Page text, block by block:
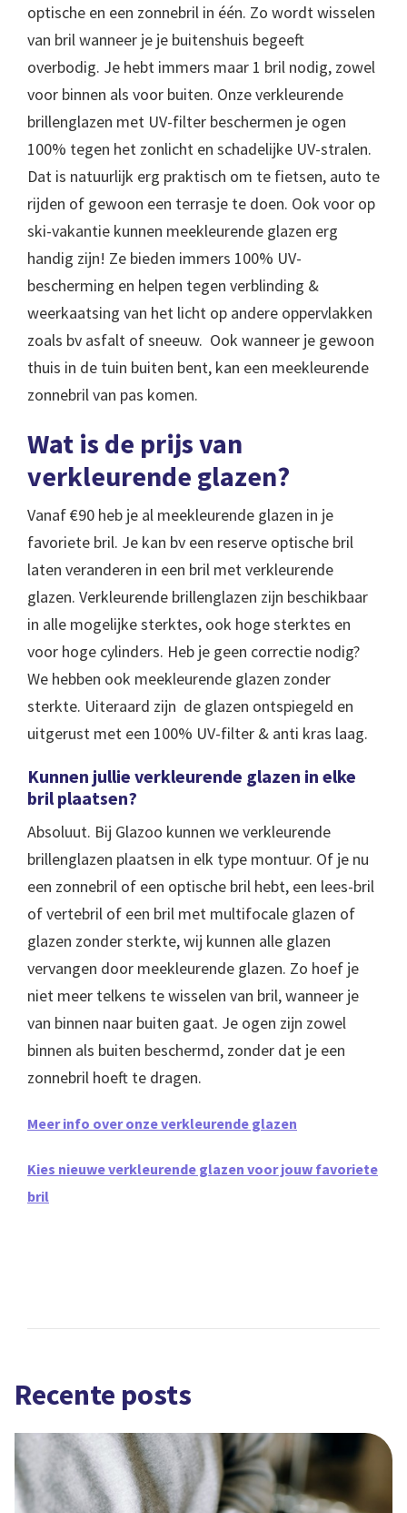
optische en een zonnebril in één. Zo wordt wisselen
van bril wanneer je je buitenshuis begeeft
overbodig. Je hebt immers maar 1 bril nodig, zowel
voor binnen als voor buiten. Onze verkleurende
brillenglazen met UV-filter beschermen je ogen
100% tegen het zonlicht en schadelijke UV-stralen.
Dat is natuurlijk erg praktisch om te fietsen, auto te
rijden of gewoon een terrasje te doen. Ook voor op
ski-vakantie kunnen meekleurende glazen erg
handig zijn! Ze bieden immers 100% UV-
bescherming en helpen tegen verblinding &
weerkaatsing van het licht op andere oppervlakken
zoals bv asfalt of sneeuw. Ook wanneer je gewoon
thuis in de tuin buiten bent, kan een meekleurende
zonnebril van pas komen.
Wat is de prijs van
verkleurende glazen?
Vanaf €90 heb je al meekleurende glazen in je
favoriete bril. Je kan bv een reserve optische bril
laten veranderen in een bril met verkleurende
glazen. Verkleurende brillenglazen zijn beschikbaar
in alle mogelijke sterktes, ook hoge sterktes en
voor hoge cylinders. Heb je geen correctie nodig?
We hebben ook meekleurende glazen zonder
sterkte. Uiteraard zijn de glazen ontspiegeld en
uitgerust met een 100% UV-filter & anti kras laag.
Kunnen jullie verkleurende glazen in elke
bril plaatsen?
Absoluut. Bij Glazoo kunnen we verkleurende
brillenglazen plaatsen in elk type montuur. Of je nu
een zonnebril of een optische bril hebt, een lees-bril
of vertebril of een bril met multifocale glazen of
glazen zonder sterkte, wij kunnen alle glazen
vervangen door meekleurende glazen. Zo hoef je
niet meer telkens te wisselen van bril, wanneer je
van binnen naar buiten gaat. Je ogen zijn zowel
binnen als buiten beschermd, zonder dat je een
zonnebril hoeft te dragen.
Meer info over onze verkleurende glazen
Kies nieuwe verkleurende glazen voor jouw favoriete
bril
Recente posts